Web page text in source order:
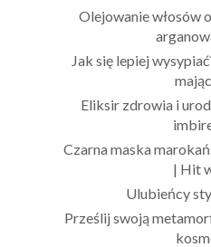
Olejowanie włosów
Jak się lepiej
Eliksir zdrowia i
Czarna maska
| Hit
Ulubieńcy
Prześlij swoją